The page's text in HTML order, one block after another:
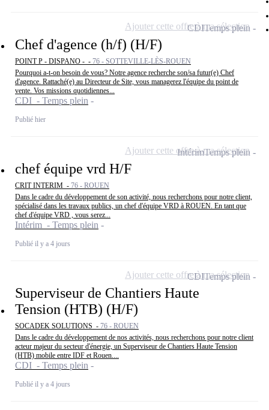
Chef d'agence (h/f) (H/F)
POINT P - DISPANO - - 76 - SOTTEVILLE-LÈS-ROUEN
Pourquoi a-t-on besoin de vous? Notre agence recherche son/sa futur(e) Chef
d'agence. Rattaché(e) au Directeur de Site, vous managerez l'équipe du point de
vente. Vos missions quotidiennes...
CDI - Temps plein
Publié hier
CDITemps plein
Ajouter cette offre à ma sélection
chef équipe vrd H/F
CRIT INTERIM - 76 - ROUEN
Dans le cadre du développement de son activité, nous recherchons pour notre client,
spécialisé dans les travaux publics, un chef d'équipe VRD à ROUEN. En tant que
chef d'équipe VRD , vous serez...
Intérim - Temps plein
Publié il y a 4 jours
IntérimTemps plein
Ajouter cette offre à ma sélection
Superviseur de Chantiers Haute
Tension (HTB) (H/F)
SOCADEK SOLUTIONS - 76 - ROUEN
Dans le cadre du développement de nos activités, nous recherchons pour notre client
acteur majeur du secteur d'énergie, un Superviseur de Chantiers Haute Tension
(HTB) mobile entre IDF et Rouen....
CDI - Temps plein
Publié il y a 4 jours
CDITemps plein
Ajouter cette offre à ma sélection